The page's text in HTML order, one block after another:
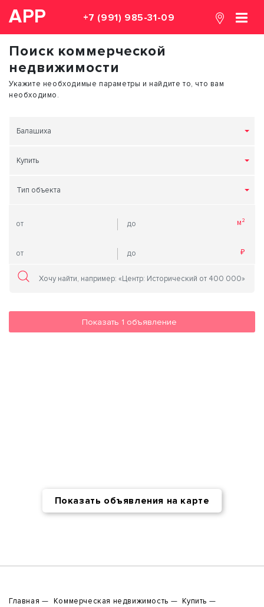
АРР +7 (991) 985-31-09
Поиск коммерческой
недвижимости
Укажите необходимые параметры и найдите то, что вам
необходимо.
Балашиха
Купить
Тип объекта
Показать 1 объявление
Показать объявления на карте
Главная Коммерческая недвижимость
Купить